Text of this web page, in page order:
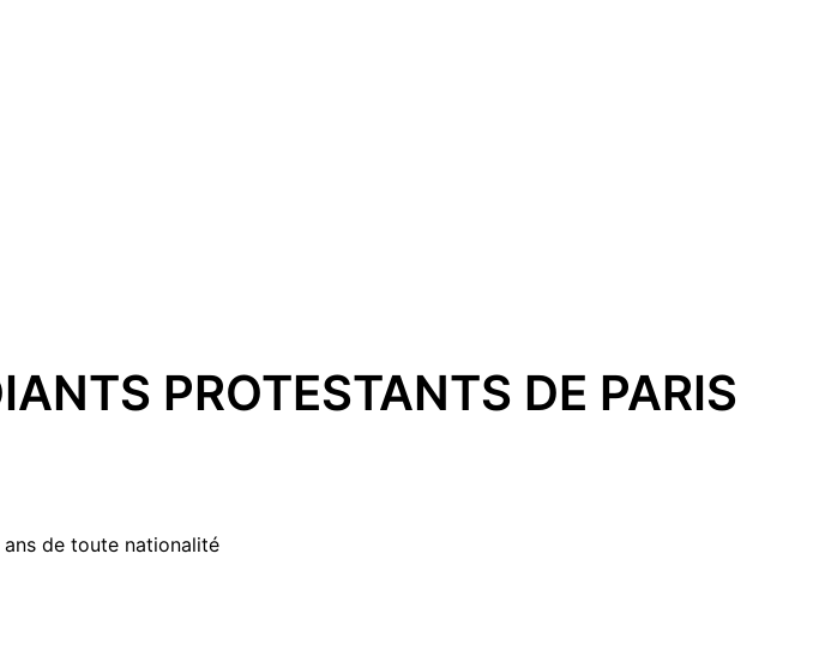
PROTESTANTS DE PARIS
ans de toute nationalité